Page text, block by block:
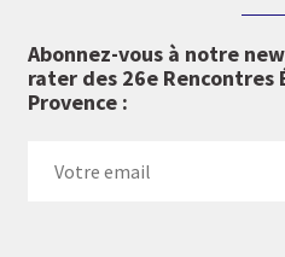
Abonnez-vous à notre
rater des 26e Rencontres
Provence :